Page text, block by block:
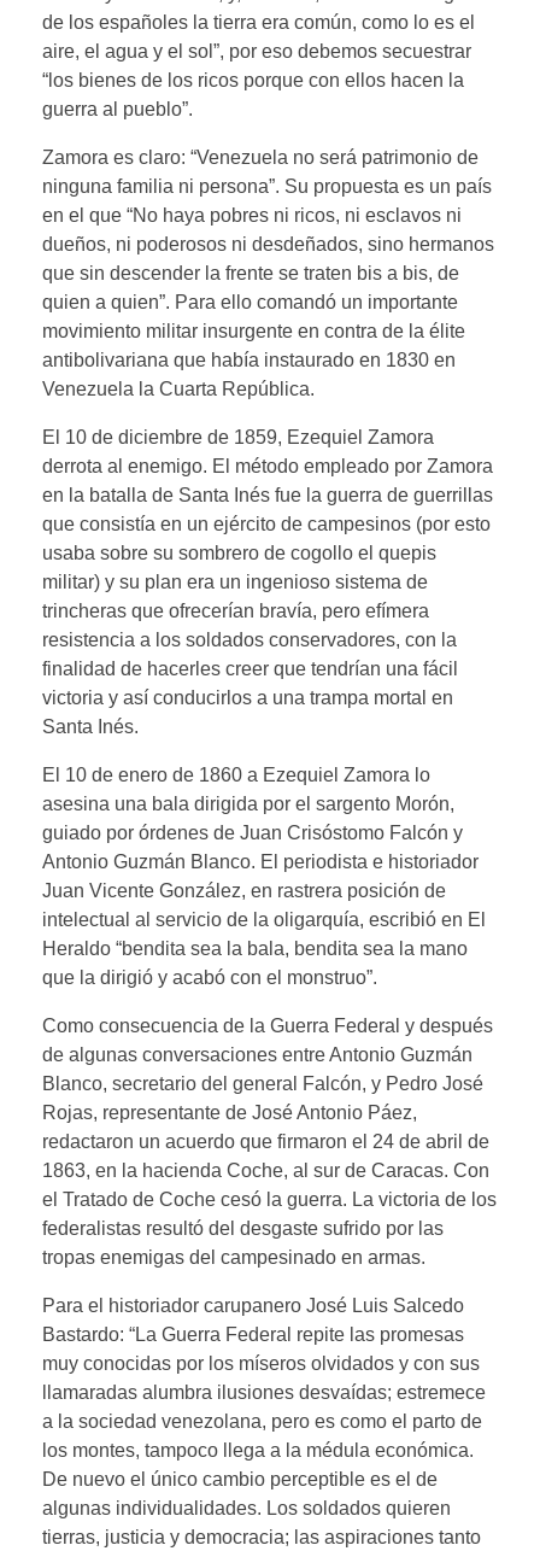
de los españoles la tierra era común, como lo es el
aire, el agua y el sol”, por eso debemos secuestrar
“los bienes de los ricos porque con ellos hacen la
guerra al pueblo”.
Zamora es claro: “Venezuela no será patrimonio de
ninguna familia ni persona”. Su propuesta es un país
en el que “No haya pobres ni ricos, ni esclavos ni
dueños, ni poderosos ni desdeñados, sino hermanos
que sin descender la frente se traten bis a bis, de
quien a quien”. Para ello comandó un importante
movimiento militar insurgente en contra de la élite
antibolivariana que había instaurado en 1830 en
Venezuela la Cuarta República.
El 10 de diciembre de 1859, Ezequiel Zamora
derrota al enemigo. El método empleado por Zamora
en la batalla de Santa Inés fue la guerra de guerrillas
que consistía en un ejército de campesinos (por esto
usaba sobre su sombrero de cogollo el quepis
militar) y su plan era un ingenioso sistema de
trincheras que ofrecerían bravía, pero efímera
resistencia a los soldados conservadores, con la
finalidad de hacerles creer que tendrían una fácil
victoria y así conducirlos a una trampa mortal en
Santa Inés.
El 10 de enero de 1860 a Ezequiel Zamora lo
asesina una bala dirigida por el sargento Morón,
guiado por órdenes de Juan Crisóstomo Falcón y
Antonio Guzmán Blanco. El periodista e historiador
Juan Vicente González, en rastrera posición de
intelectual al servicio de la oligarquía, escribió en El
Heraldo “bendita sea la bala, bendita sea la mano
que la dirigió y acabó con el monstruo”.
Como consecuencia de la Guerra Federal y después
de algunas conversaciones entre Antonio Guzmán
Blanco, secretario del general Falcón, y Pedro José
Rojas, representante de José Antonio Páez,
redactaron un acuerdo que firmaron el 24 de abril de
1863, en la hacienda Coche, al sur de Caracas. Con
el Tratado de Coche cesó la guerra. La victoria de los
federalistas resultó del desgaste sufrido por las
tropas enemigas del campesinado en armas.
Para el historiador carupanero José Luis Salcedo
Bastardo: “La Guerra Federal repite las promesas
muy conocidas por los míseros olvidados y con sus
llamaradas alumbra ilusiones desvaídas; estremece
a la sociedad venezolana, pero es como el parto de
los montes, tampoco llega a la médula económica.
De nuevo el único cambio perceptible es el de
algunas individualidades. Los soldados quieren
tierras, justicia y democracia; las aspiraciones tanto